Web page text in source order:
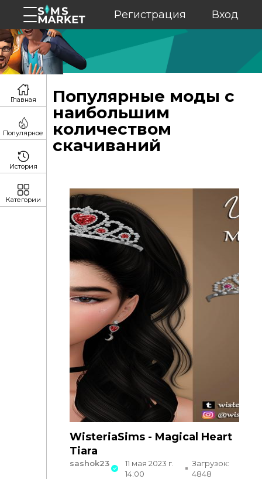
Регистрация Вход
Популярные моды с
наибольшим
количеством
скачиваний
WisteriaSims - Magical Heart
Tiara
sashok23
11 мая 2023 г.
14:00
Загрузок:
4848
Главная
Популярное
История
Категории